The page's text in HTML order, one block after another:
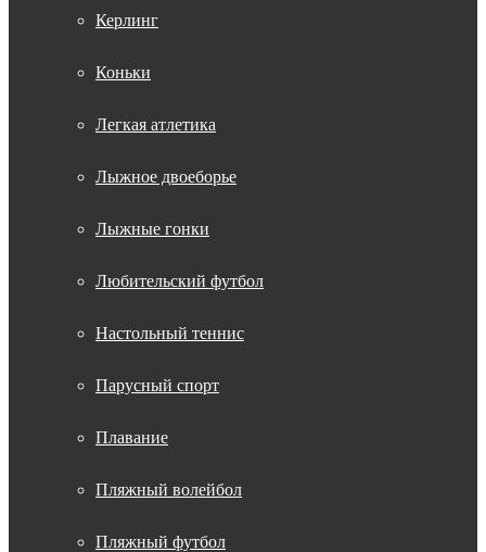
Керлинг
Коньки
Легкая атлетика
Лыжное двоеборье
Лыжные гонки
Любительский футбол
Настольный теннис
Парусный спорт
Плавание
Пляжный волейбол
Пляжный футбол